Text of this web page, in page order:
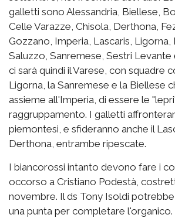
galletti sono Alessandria, Biellese,
Celle Varazze, Chisola, Derthona,
Gozzano, Imperia, Lascaris, Ligorna,
Saluzzo, Sanremese, Sestri Levante
ci sarà quindi il Varese, con squadre
Ligorna, la Sanremese e la Biellese
assieme all'Imperia, di essere le
raggruppamento. I galletti
piemontesi, e sfideranno anche il
Derthona, entrambe ripescate.
I biancorossi intanto devono fare i
occorso a Cristiano Podestà,
novembre. Il ds Tony Isoldi
una punta per completare